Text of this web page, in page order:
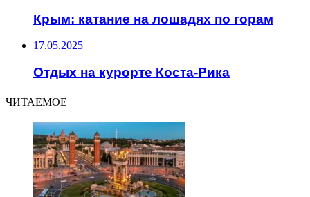
Крым: катание на лошадях по горам
17.05.2025
Отдых на курорте Коста-Рика
ЧИТАЕМОЕ